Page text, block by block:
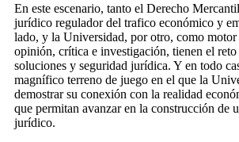
En este escenario, tanto el Derecho
jurídico regulador del trafico económico y
lado, y la Universidad, por otro, como
opinión, crítica e investigación, tienen el reto
soluciones y seguridad jurídica. Y en todo
magnífico terreno de juego en el que la
demostrar su conexión con la realidad
que permitan avanzar en la construcción de
jurídico.